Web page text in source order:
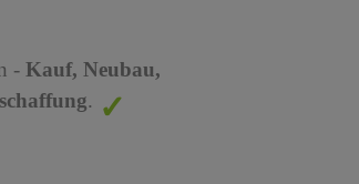
- Kauf, Neubau,
.